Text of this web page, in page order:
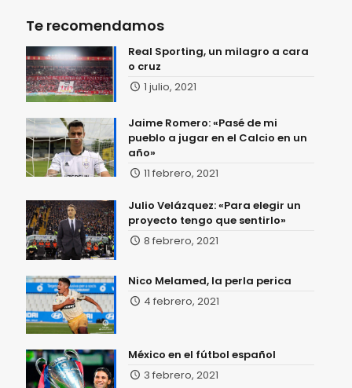
Te recomendamos
Real Sporting, un milagro a cara
o cruz
1 julio, 2021
Jaime Romero: «Pasé de mi
pueblo a jugar en el Calcio en un
año»
11 febrero, 2021
Julio Velázquez: «Para elegir un
proyecto tengo que sentirlo»
8 febrero, 2021
Nico Melamed, la perla perica
4 febrero, 2021
México en el fútbol español
3 febrero, 2021